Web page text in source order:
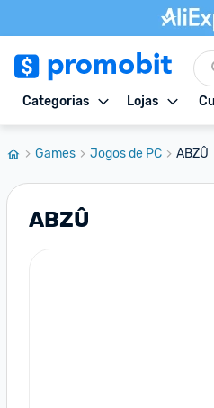
Categorias Lojas
Games Jogos de PC ABZÛ
ABZÛ